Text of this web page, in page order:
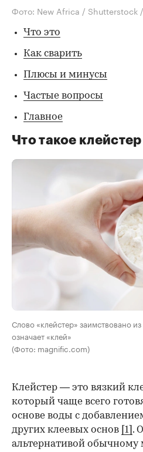
Фото: New Africa / Shutterstock
Что это
Как сварить
Плюсы и минусы
Частые вопросы
Главное
Что такое клейстер
Слово «клейстер» заимствовано
означает «клей»
(Фото: magnific.com)
Клейстер — это вязкий
который чаще всего
основе воды с
других клеевых основ [1] .
альтернативой обычному